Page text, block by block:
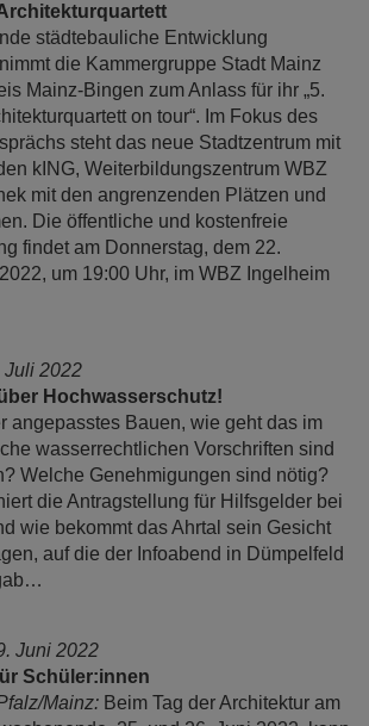
städtebauliche Entwicklung
die Kammergruppe Stadt Mainz
Mainz-Bingen zum Anlass für ihr „5.
on tour“. Im Fokus des
steht das neue Stadtzentrum mit
kING, Weiterbildungszentrum WBZ
mit den angrenzenden Plätzen und
Die öffentliche und kostenfreie
findet am Donnerstag, dem 22.
um 19:00 Uhr, im WBZ Ingelheim
Juli 2022
Hochwasserschutz!
angepasstes Bauen, wie geht das im
wasserrechtlichen Vorschriften sind
Welche Genehmigungen sind nötig?
die Antragstellung für Hilfsgelder bei
wie bekommt das Ahrtal sein Gesicht
auf die der Infoabend in Dümpelfeld
Juni 2022
Schüler:innen
Mainz: Beim Tag der Architektur am